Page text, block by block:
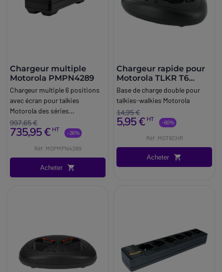
Chargeur multiple
Motorola PMPN4289
Chargeur multiple 6 positions
avec écran pour talkies
Motorola des séries
DP4000/3000/2000, DP Atex
et série R7.
997,65 €
735,95 € HT -26%
Réf: MOPMPN4289
Acheter
Chargeur rapide pour
Motorola TLKR T6
Reconditionné
Base de charge double pour
talkies-walkies Motorola
14,95 €
5,95 € HT -60%
Réf: MOT6CHR
Acheter